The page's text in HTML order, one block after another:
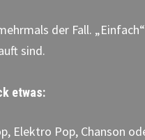
der Fall.
sind.
etwas:
Elektro Pop, Chanson